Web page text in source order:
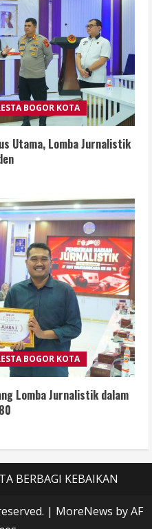
BOGOR KOTA
Utama, Lomba Jurnalistik
BOGOR KOTA
Lomba Jurnalistik dalam
BERBAGI KEBAIKAN
| MoreNews by AF